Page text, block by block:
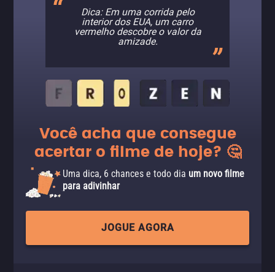
Dica: Em uma corrida pelo
interior dos EUA, um carro
vermelho descobre o valor da
amizade.
Você acha que consegue
acertar o filme de hoje? 🤔
Uma dica, 6 chances e todo dia um novo filme
para adivinhar
JOGUE AGORA